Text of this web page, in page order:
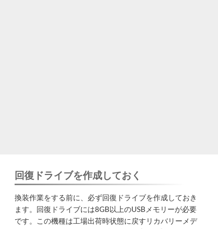
回復ドライブを作成しておく
換装作業をする前に、必ず回復ドライブを作成しておき
ます。回復ドライブには8GB以上のUSBメモリーが必要
です。この機種は工場出荷時状態に戻すリカバリーメデ